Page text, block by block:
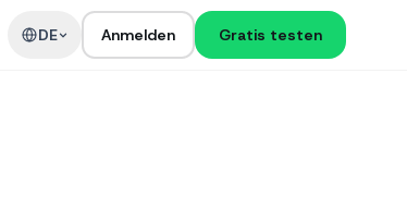
DE Anmelden Gratis testen